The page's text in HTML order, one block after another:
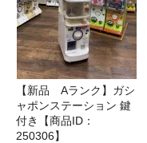
【新品 Aランク】ガシ
ャポンステーション 鍵
付き【商品ID：
250306】